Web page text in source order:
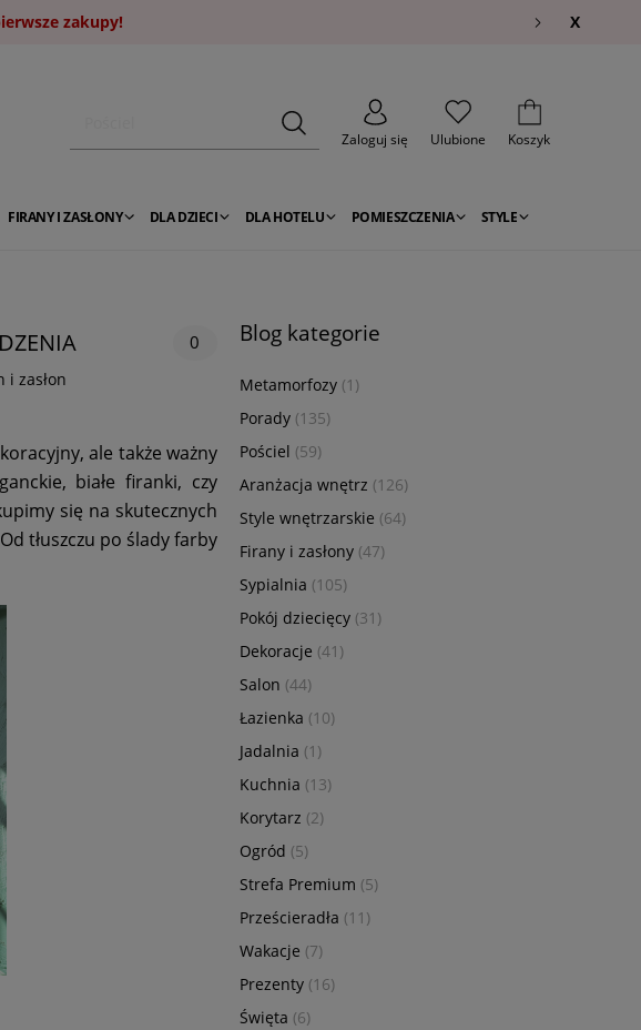
zakupy! X
Zaloguj się
Ulubione Koszyk
FIRANY I ZASŁONY DLA DZIECI DLA HOTELU POMIESZCZENIA STYLE
0
i zasłon
ale także ważny
białe firanki, czy
się na skutecznych
tłuszczu po ślady farby
Blog kategorie
Metamorfozy (1)
Porady (135)
Pościel (59)
Aranżacja wnętrz (126)
Style wnętrzarskie (64)
Firany i zasłony (47)
Sypialnia (105)
Pokój dziecięcy (31)
Dekoracje (41)
Salon (44)
Łazienka (10)
Jadalnia (1)
Kuchnia (13)
Korytarz (2)
Ogród (5)
Strefa Premium (5)
Prześcieradła (11)
Wakacje (7)
Prezenty (16)
Święta (6)